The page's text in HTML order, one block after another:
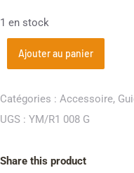
1 en stock
Ajouter au panier
Catégories : Accessoire,
UGS : YM/R1 008 G
Share this product